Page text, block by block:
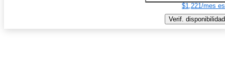
$1,221/mes
Verif. disponibilidad